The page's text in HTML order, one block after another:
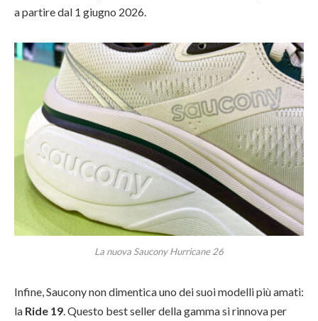
a partire dal 1 giugno 2026.
La nuova Saucony Hurricane 26
Infine, Saucony non dimentica uno dei suoi modelli più amati:
la Ride 19. Questo best seller della gamma si rinnova per